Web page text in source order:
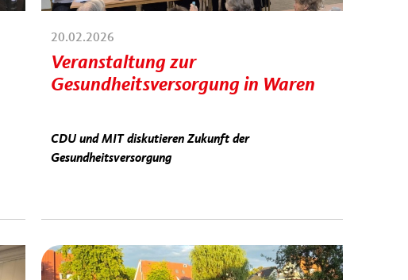
20.02.2026
Veranstaltung zur
Gesundheitsversorgung in Waren
CDU und MIT diskutieren Zukunft der
Gesundheitsversorgung